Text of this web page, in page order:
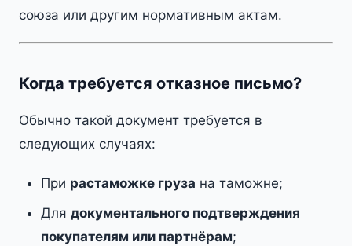
союза или другим нормативным актам.
Когда требуется отказное письмо?
Обычно такой документ требуется в
следующих случаях:
При растаможке груза на таможне;
Для документального подтверждения
покупателям или партнёрам;